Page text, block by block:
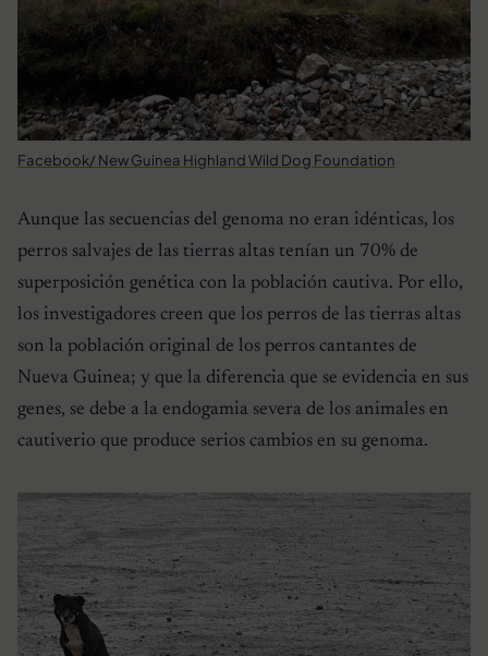
Facebook/ New Guinea Highland Wild Dog Foundation
Aunque las secuencias del genoma no eran idénticas, los
perros salvajes de las tierras altas tenían un 70% de
superposición genética con la población cautiva. Por ello,
los investigadores creen que los perros de las tierras altas
son la población original de los perros cantantes de
Nueva Guinea; y que la diferencia que se evidencia en sus
genes, se debe a la endogamia severa de los animales en
cautiverio que produce serios cambios en su genoma.